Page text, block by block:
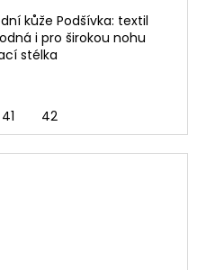
kůže Podšívka: textil
i pro širokou nohu
stélka
41 42